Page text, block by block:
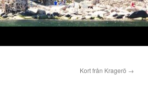
Kort från Kragerö →